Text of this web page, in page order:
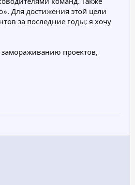
Для достижения этой цели
за последние годы; я хочу
проектов,